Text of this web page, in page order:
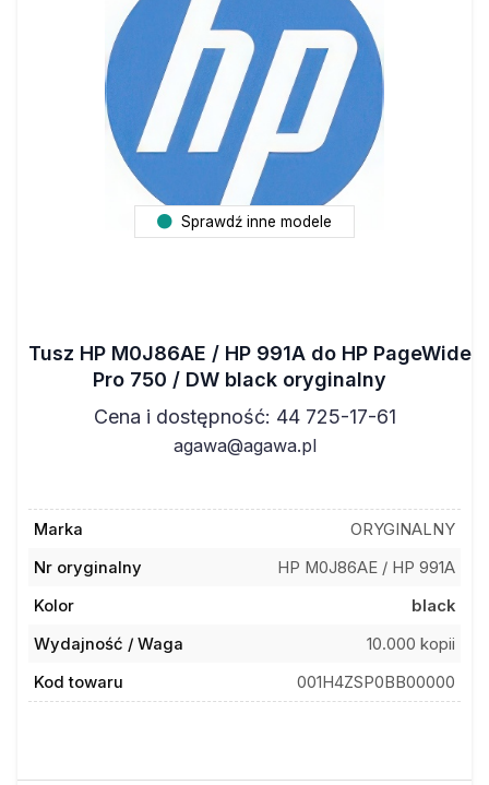
Sprawdź inne modele
Tusz HP M0J86AE / HP 991A do HP PageWide
Pro 750 / DW black oryginalny
Cena i dostępność: 44 725-17-61
agawa@agawa.pl
Marka
ORYGINALNY
Nr oryginalny
HP M0J86AE / HP 991A
Kolor
black
Wydajność / Waga
10.000 kopii
Kod towaru
001H4ZSP0BB00000